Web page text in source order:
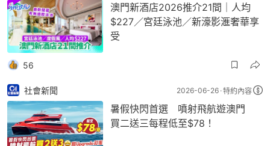
澳門新酒店2026推介21間｜人均
$227／宮廷泳池／新濠影滙奢華享
受
56
社會新聞 2026-06-26 特約內容
暑假快閃首選 噴射飛航遊澳門
買二送三每程低至$78！